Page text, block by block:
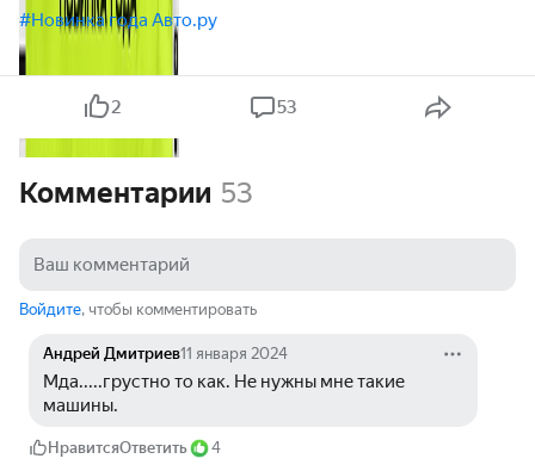
#Новинка года Авто.ру
2 53
Комментарии 53
Войдите, чтобы комментировать
Андрей Дмитриев11 января 2024
Мда.....грустно то как. Не нужны мне такие
машины.
НравитсяОтветить 4